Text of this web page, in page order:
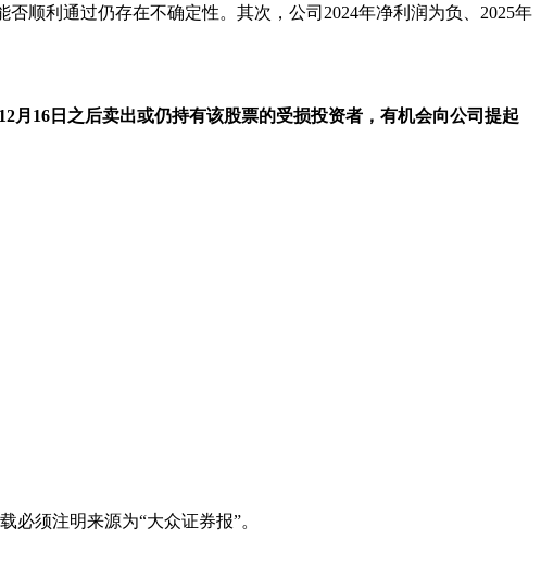
顺利通过仍存在不确定性。其次，公司2024年净利润为负、2025年
月16日之后卖出或仍持有该股票的受损投资者，有机会向公司提起
须注明来源为“大众证券报”。